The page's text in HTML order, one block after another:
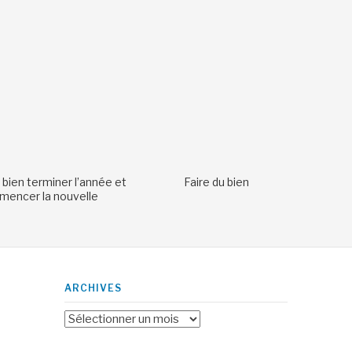
bien terminer l’année et
la nouvelle
Faire du bien
ARCHIVES
Archives